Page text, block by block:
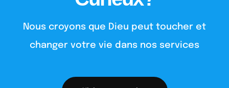
Nous croyons que Dieu peut toucher et
changer votre vie dans nos services